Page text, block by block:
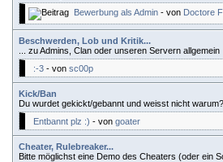
Bewerbung als Admin - von Doctore
Beschwerden, Lob und Kritik...
... zu Admins, Clan oder unseren Servern allgemein
:-3 - von sc00p
Kick/Ban
Du wurdet gekickt/gebannt und weisst nicht warum?
Entbannt plz :) - von goater
Cheater, Rulebreaker...
Bitte möglichst eine Demo des Cheaters (oder ein